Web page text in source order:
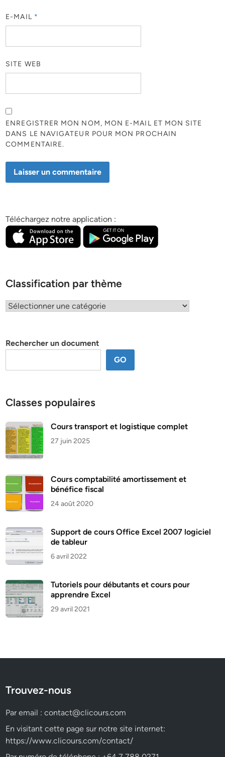
E-MAIL *
SITE WEB
ENREGISTRER MON NOM, MON E-MAIL ET MON SITE
DANS LE NAVIGATEUR POUR MON PROCHAIN
COMMENTAIRE.
Téléchargez notre application :
Classification par thème
Classification
Rechercher un document
GO
Classes populaires
Cours transport et logistique complet
27 juin 2025
Cours comptabilité amortissement et
bénéfice fiscal
24 août 2020
Support de cours Office Excel 2007 logiciel
de tableur
6 avril 2022
Tutoriels pour débutants et cours pour
apprendre Excel
29 avril 2021
Trouvez-nous
Par email :contact@clicours.com
En visitant cette page sur notre site internet:
https://www.clicours.com/contact/